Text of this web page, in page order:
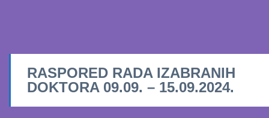
RASPORED RADA IZABRANIH
DOKTORA 09.09. – 15.09.2024.